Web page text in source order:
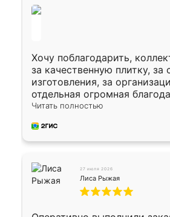
Хочу поблагодарить,
за качественную плитку, за
изготовления, за
отдельная огромная
укладку плитки Оганесу, за
Читать полностью
27 июля 2026
Лиса Рыжая